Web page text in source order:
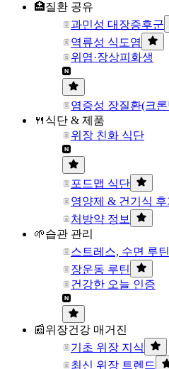
🏥질환 공유
과민성 대장증후군
역류성 식도염
위염·장상피화생
염증성 장질환(크
🍴식단 & 제품
위장 친화 식단
포드맵 식단
영양제 & 건기식 후
처방약 정보
🌱습관 관리
스트레스, 수면 루
장운동 루틴
건강한 오늘 인증
📰위장건강 매거진
기초 위장 지식
최신 위장 트렌드